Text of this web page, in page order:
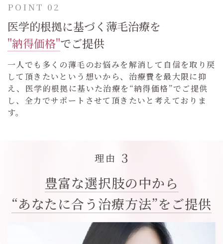
POINT 02
医学的根拠に基づく薄毛治療を
"納得価格"でご提供
一人でも多くの薄毛のお悩みを解消して自信を取り戻
して頂きたいという想いから、治療費を最大限に抑
え、医学的根拠に基いた治療を“納得価格”でご提供
し、全力でサポートさせて頂きたいと考えておりま
す。
理由 3
豊富な選択肢の中から
“あなたに合う治療方法”をご提供